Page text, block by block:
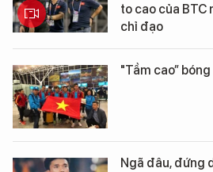
to cao của BTC
chỉ đạo
"Tầm cao”
Ngã đâu, đứng